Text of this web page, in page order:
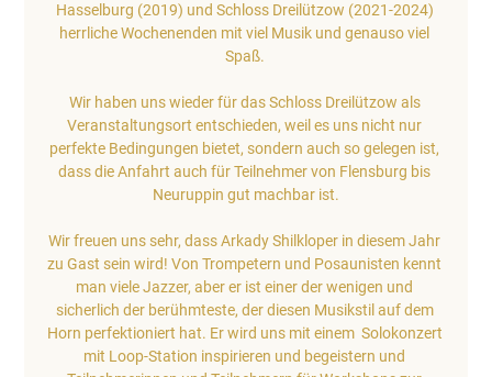
Hasselburg (2019) und Schloss Dreilützow (2021-2024)
herrliche Wochenenden mit viel Musik und genauso viel
Spaß.
Wir haben uns wieder für das Schloss Dreilützow als
Veranstaltungsort entschieden, weil es uns nicht nur
perfekte Bedingungen bietet, sondern auch so gelegen ist,
dass die Anfahrt auch für Teilnehmer von Flensburg bis
Neuruppin gut machbar ist.​
Wir freuen uns sehr, dass Arkady Shilkloper in diesem Jahr
zu Gast sein wird! Von Trompetern und Posaunisten kennt
man viele Jazzer, aber er ist einer der wenigen und
sicherlich der berühmteste, der diesen Musikstil auf dem
Horn perfektioniert hat. Er wird uns mit einem  Solokonzert
mit Loop-Station inspirieren und begeistern und